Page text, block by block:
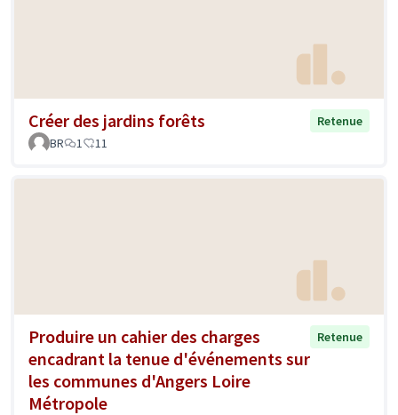
Créer des jardins forêts
Retenue
BR
1 11
Produire un cahier des charges
encadrant la tenue d'événements sur
les communes d'Angers Loire
Métropole
Retenue